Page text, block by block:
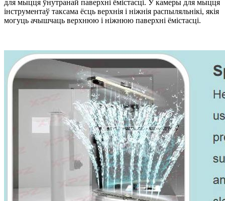
для мыцця ўнутранай паверхні ёмістасці. У камеры для мыцця
інструментаў таксама ёсць верхнія і ніжнія распыляльнікі, якія
могуць ачышчаць верхнюю і ніжнюю паверхні ёмістасці.